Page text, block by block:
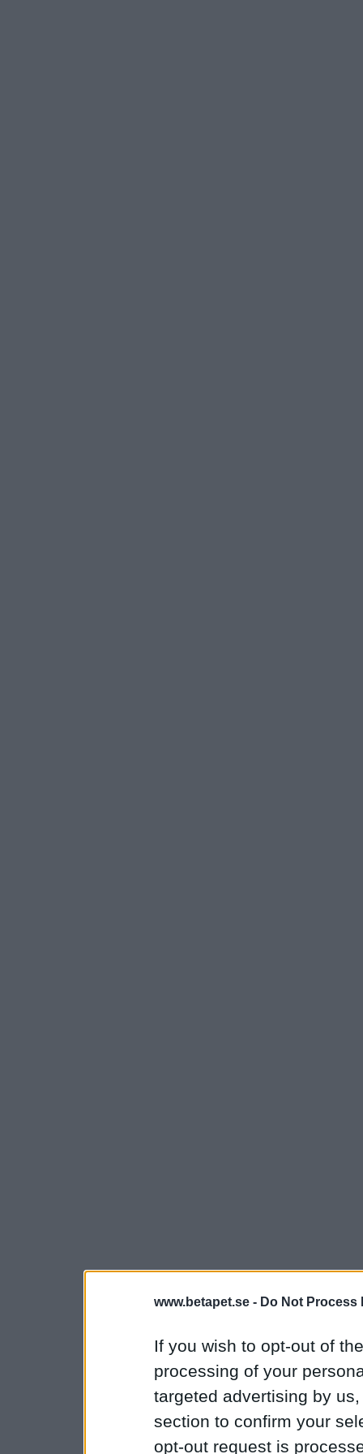
www.betapet.se - Do Not Process
If you wish to opt-out of
processing of your
targeted advertising by
section to confirm your
opt-out request is